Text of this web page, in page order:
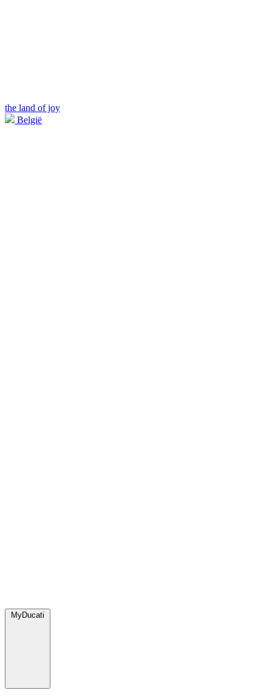
the land of joy
België
MyDucati